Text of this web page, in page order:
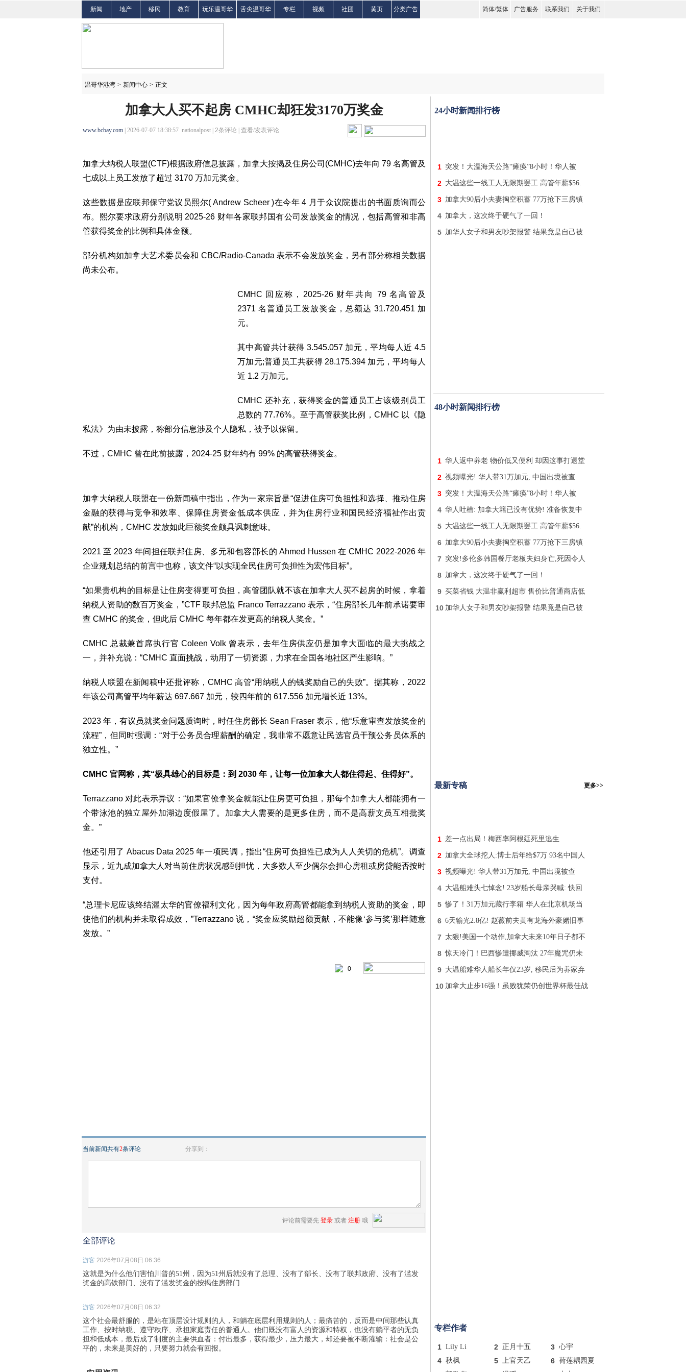
新闻 地产 移民 教育 玩乐温哥华 舌尖温哥华 专栏 视频 社团 黄页 分类广告 简体/繁体 广告服务 联系我们 关于我们
温哥华港湾 > 新闻中心 > 正文
加拿大人买不起房 CMHC却狂发3170万奖金
www.bcbay.com | 2026-07-07 18:38:57 nationalpost | 2条评论 | 查看/发表评论
加拿大纳税人联盟(CTF)根据政府信息披露，加拿大按揭及住房公司(CMHC)去年向 79 名高管及
七成以上员工发放了超过 3170 万加元奖金。
这些数据是应联邦保守党议员熙尔( Andrew Scheer )在今年 4 月于众议院提出的书面质询而公
布。熙尔要求政府分别说明 2025-26 财年各家联邦国有公司发放奖金的情况，包括高管和非高
管获得奖金的比例和具体金额。
部分机构如加拿大艺术委员会和 CBC/Radio-Canada 表示不会发放奖金，另有部分称相关数据
尚未公布。
CMHC 回应称，2025-26 财年共向 79 名高管及
2371 名普通员工发放奖金，总额达 31.720.451 加
元。
其中高管共计获得 3.545.057 加元，平均每人近 4.5
万加元;普通员工共获得 28.175.394 加元，平均每人
近 1.2 万加元。
CMHC 还补充，获得奖金的普通员工占该级别员工
总数的 77.76%。至于高管获奖比例，CMHC 以《隐
私法》为由未披露，称部分信息涉及个人隐私，被予以保留。
不过，CMHC 曾在此前披露，2024-25 财年约有 99% 的高管获得奖金。
加拿大纳税人联盟在一份新闻稿中指出，作为一家宗旨是“促进住房可负担性和选择、推动住房
金融的获得与竞争和效率、保障住房资金低成本供应，并为住房行业和国民经济福祉作出贡
献”的机构，CMHC 发放如此巨额奖金颇具讽刺意味。
2021 至 2023 年间担任联邦住房、多元和包容部长的 Ahmed Hussen 在 CMHC 2022-2026 年
企业规划总结的前言中也称，该文件“以实现全民住房可负担性为宏伟目标”。
“如果贵机构的目标是让住房变得更可负担，高管团队就不该在加拿大人买不起房的时候，拿着
纳税人资助的数百万奖金，”CTF 联邦总监 Franco Terrazzano 表示，“住房部长几年前承诺要审
查 CMHC 的奖金，但此后 CMHC 每年都在发更高的纳税人奖金。”
CMHC 总裁兼首席执行官 Coleen Volk 曾表示，去年住房供应仍是加拿大面临的最大挑战之
一，并补充说：“CMHC 直面挑战，动用了一切资源，力求在全国各地社区产生影响。”
纳税人联盟在新闻稿中还批评称，CMHC 高管“用纳税人的钱奖励自己的失败”。据其称，2022
年该公司高管平均年薪达 697.667 加元，较四年前的 617.556 加元增长近 13%。
2023 年，有议员就奖金问题质询时，时任住房部长 Sean Fraser 表示，他“乐意审查发放奖金的
流程”，但同时强调：“对于公务员合理薪酬的确定，我非常不愿意让民选官员干预公务员体系的
独立性。”
CMHC 官网称，其“极具雄心的目标是：到 2030 年，让每一位加拿大人都住得起、住得好”。
Terrazzano 对此表示异议：“如果官僚拿奖金就能让住房更可负担，那每个加拿大人都能拥有一
个带泳池的独立屋外加湖边度假屋了。加拿大人需要的是更多住房，而不是高薪文员互相批奖
金。”
他还引用了 Abacus Data 2025 年一项民调，指出“住房可负担性已成为人人关切的危机”。调查
显示，近九成加拿大人对当前住房状况感到担忧，大多数人至少偶尔会担心房租或房贷能否按时
支付。
“总理卡尼应该终结渥太华的官僚福利文化，因为每年政府高管都能拿到纳税人资助的奖金，即
使他们的机构并未取得成效，”Terrazzano 说，“奖金应奖励超额贡献，不能像‘参与奖’那样随意
发放。”
0
当前新闻共有2条评论 分享到：
评论前需要先 登录 或者 注册 哦
全部评论
游客 2026年07月08日 06:36
这就是为什么他们害怕川普的51州，因为51州后就没有了总理、没有了部长、没有了联邦政府、没有了滥发
奖金的高铁部门、没有了滥发奖金的按揭住房部门
游客 2026年07月08日 06:32
这个社会最舒服的，是站在顶层设计规则的人，和躺在底层利用规则的人；最痛苦的，反而是中间那些认真
工作、按时纳税、遵守秩序、承担家庭责任的普通人。他们既没有富人的资源和特权，也没有躺平者的无负
担和低成本，最后成了制度的主要供血者：付出最多，获得最少，压力最大，却还要被不断灌输：社会是公
平的，未来是美好的，只要努力就会有回报。
24小时新闻排行榜
1 突发！大温海天公路“瘫痪”8小时！华人被
2 大温这些一线工人无限期罢工 高管年薪$56.
3 加拿大90后小夫妻掏空积蓄 77万抢下三房镇
4 加拿大，这次终于硬气了一回！
5 加华人女子和男友吵架报警 结果竟是自己被
48小时新闻排行榜
1 华人返中养老 物价低又便利 却因这事打退堂
2 视频曝光! 华人带31万加元, 中国出境被查
3 突发！大温海天公路“瘫痪”8小时！华人被
4 华人吐槽: 加拿大籍已没有优势! 准备恢复中
5 大温这些一线工人无限期罢工 高管年薪$56.
6 加拿大90后小夫妻掏空积蓄 77万抢下三房镇
7 突发!多伦多韩国餐厅老板夫妇身亡,死因令人
8 加拿大，这次终于硬气了一回！
9 买菜省钱 大温非赢利超市 售价比普通商店低
10 加华人女子和男友吵架报警 结果竟是自己被
最新专稿 更多>>
1 差一点出局！梅西率阿根廷死里逃生
2 加拿大全球挖人:博士后年给$7万 93名中国人
3 视频曝光! 华人带31万加元, 中国出境被查
4 大温船难头七悼念! 23岁船长母亲哭喊: 快回
5 惨了！31万加元藏行李箱 华人在北京机场当
6 6天输光2.8亿! 赵薇前夫黄有龙海外豪赌旧事
7 太狠!美国一个动作,加拿大未来10年日子都不
8 惊天冷门！巴西惨遭挪威淘汰 27年魔咒仍未
9 大温船难华人船长年仅23岁, 移民后为养家弃
10 加拿大止步16强！虽败犹荣仍创世界杯最佳战
专栏作者
1 Lily Li 2 正月十五 3 心宇
4 秋枫 5 上官天乙 6 荷莲耦园夏